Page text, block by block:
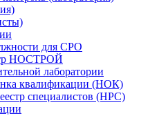
для СРО
НОСТРОЙ
лаборатории
квалификации (НОК)
специалистов (НРС)